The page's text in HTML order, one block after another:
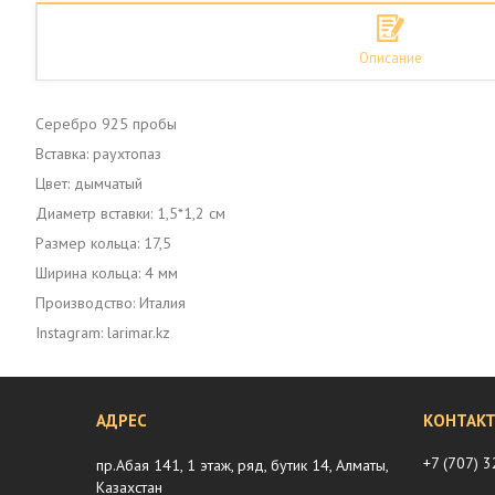
Описание
Серебро 925 пробы
Вставка: раухтопаз
Цвет: дымчатый
Диаметр вставки: 1,5*1,2 см
Размер кольца: 17,5
Ширина кольца: 4 мм
Производство: Италия
Instagram: larimar.kz
пр.Абая 141, 1 этаж, ряд, бутик 14, Алматы,
Казахстан
+7 (707)